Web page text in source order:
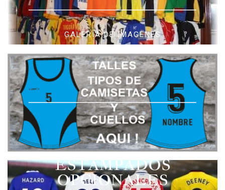
GALERIA DE IMAGENES
ESTAMPADOS
OPCIONALES